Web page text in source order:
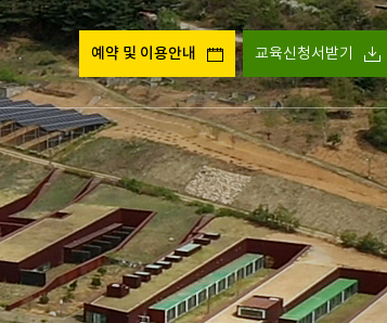
예약 및 이용안내 교육신청서받기